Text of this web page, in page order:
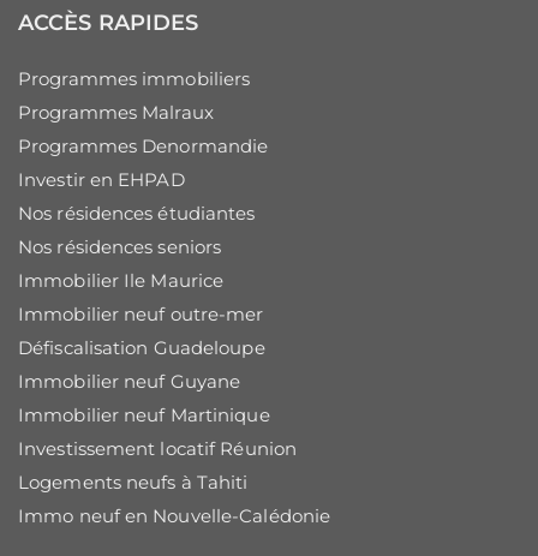
ACCÈS RAPIDES
Programmes immobiliers
Programmes Malraux
Programmes Denormandie
Investir en EHPAD
Nos résidences étudiantes
Nos résidences seniors
Immobilier Ile Maurice
Immobilier neuf outre-mer
Défiscalisation Guadeloupe
Immobilier neuf Guyane
Immobilier neuf Martinique
Investissement locatif Réunion
Logements neufs à Tahiti
Immo neuf en Nouvelle-Calédonie